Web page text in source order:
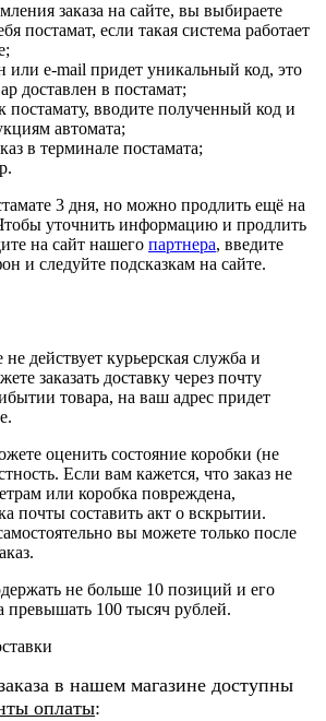
заказа на сайте, вы выбираете
постамат, если такая система работает
или e-mail придет уникальный код, это
доставлен в постамат;
постамату, вводите полученный код и
автомата;
в терминале постамата;
3 дня, но можно продлить ещё на
уточнить информацию и продлить
на сайт нашего партнера, введите
и следуйте подсказкам на сайте.
действует курьерская служба и
заказать доставку через почту
товара, на ваш адрес придет
оценить состояние коробки (не
Если вам кажется, что заказ не
или коробка повреждена,
почты составить акт о вскрытии.
вы можете только после
не больше 10 позиций и его
превышать 100 тысяч рублей.
в нашем магазине доступны
оплаты: